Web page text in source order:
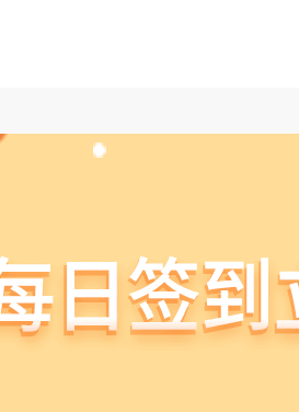
!= true) { return true; } }